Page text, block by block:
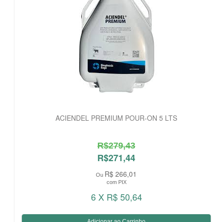
ACIENDEL PREMIUM POUR-ON 5 LTS
R$279,43
R$271,44
Ou R$ 266,01
com PIX
6 X R$ 50,64